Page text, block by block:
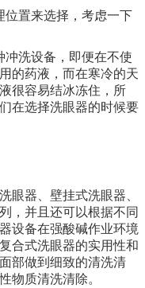
置来选择，考虑一下
洗设备，即便在不使
的药液，而在寒冷的天
很容易结冰冻住，所
在选择洗眼器的时候要
眼器、壁挂式洗眼器、
，并且还可以根据不同
设备在强酸碱作业环境
合式洗眼器的实用性和
部做到细致的清洗清
物质清洗清除。